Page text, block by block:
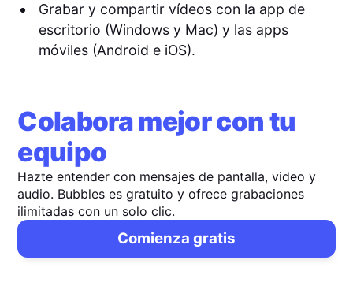
Grabar y compartir vídeos con la app de
escritorio (Windows y Mac) y las apps
móviles (Android e iOS).
Colabora mejor con tu
equipo
Hazte entender con mensajes de pantalla, video y
audio. Bubbles es gratuito y ofrece grabaciones
ilimitadas con un solo clic.
Comienza gratis